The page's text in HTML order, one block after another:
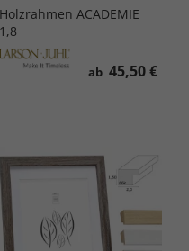
Holzrahmen ACADEMIE
1,8
ab 45,50 €